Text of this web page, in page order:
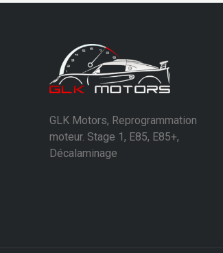
GLK Motors, Reprogrammation
moteur. Stage 1, E85, E85+,
Décalaminage